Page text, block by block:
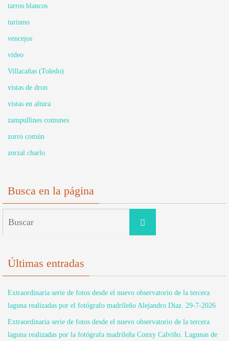
tarros blancos
turismo
vencejos
video
Villacañas (Toledo)
vistas de dron
vistas en altura
zampullines comunes
zorro común
zorzal charlo
Busca en la página
Buscar
Últimas entradas
Extraordinaria serie de fotos desde el nuevo observatorio de la tercera
laguna realizadas por el fotógrafo madrileño Alejandro Díaz. 29-7-2026
Extraordinaria serie de fotos desde el nuevo observatorio de la tercera
laguna realizadas por la fotógrafa madrileña Conxy Calviño. Lagunas de